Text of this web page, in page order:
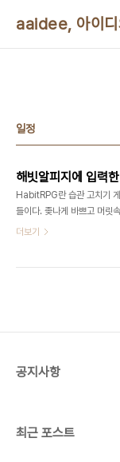
aaidee, 아이디
일정
해빗알피지에 입력
HabitRPG란 습관 고치기
들이다. 좆나게 바쁘고 머릿
은 안 벌리는데 괴롭다. 돈이
스트로크 공부 벽시계 만들기
더보기
공지사항
최근 포스트